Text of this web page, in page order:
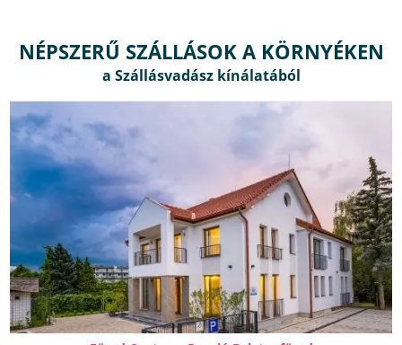
NÉPSZERŰ SZÁLLÁSOK A KÖRNYÉKEN